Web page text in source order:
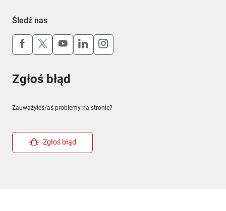
Śledź nas
Uwaga, link otworzy się w nowym oknie
Uwaga, link otworzy się w nowym oknie
Uwaga, link otworzy się w nowym
Uwaga, link otworzy się w
Uwaga, link otworzy się w
Zgłoś błąd
Zauważyłeś/aś problemy na stronie?
Zgłoś błąd